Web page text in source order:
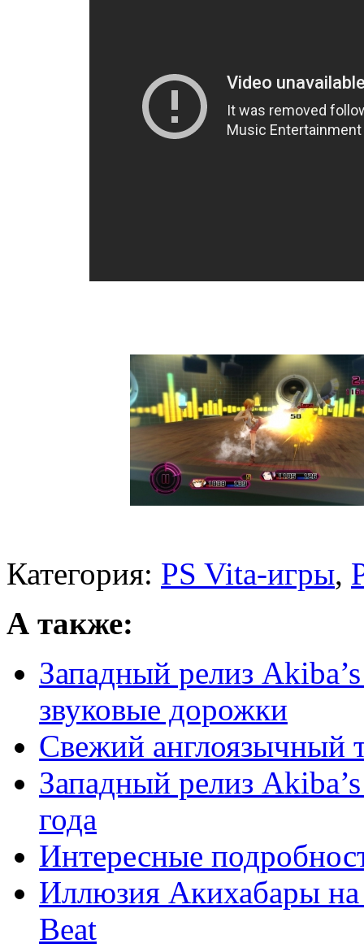
Категория: PS Vita-игры,
А также:
Западный релиз
звуковые дорожки
Свежий англоязычный
Западный релиз
года
Интересные
Иллюзия Акихабары
Beat